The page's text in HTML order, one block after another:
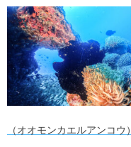
（オオモンカエルアンコウ）